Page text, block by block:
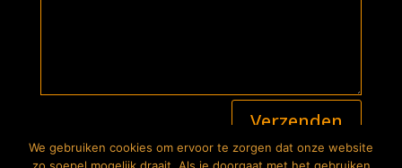
Verzenden
t
e
2026© The Bike Store. Alle rechten voorbehouden |
We gebruiken cookies om ervoor te zorgen dat onze website